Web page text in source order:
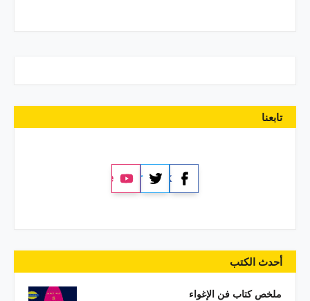
تابعنا
Facebook
Twitter
YouTube
أحدث الكتب
ملخص كتاب فن الإغواء